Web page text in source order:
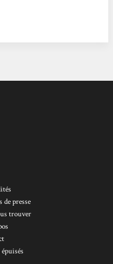
de presse
trouver